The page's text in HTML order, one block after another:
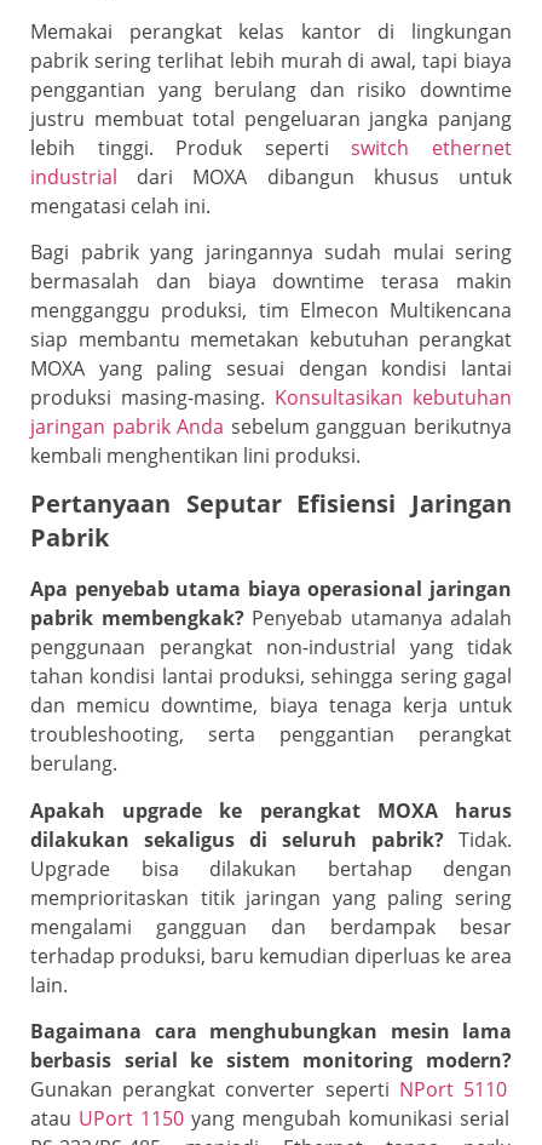
Memakai perangkat kelas kantor di lingkungan
pabrik sering terlihat lebih murah di awal, tapi biaya
penggantian yang berulang dan risiko downtime
justru membuat total pengeluaran jangka panjang
lebih tinggi. Produk seperti
switch ethernet
industrial dari MOXA dibangun khusus untuk
mengatasi celah ini.
Bagi pabrik yang jaringannya sudah mulai sering
bermasalah dan biaya downtime terasa makin
mengganggu produksi, tim Elmecon Multikencana
siap membantu memetakan kebutuhan perangkat
MOXA yang paling sesuai dengan kondisi lantai
produksi masing-masing. Konsultasikan kebutuhan
jaringan pabrik Anda sebelum gangguan berikutnya
kembali menghentikan lini produksi.
Pertanyaan Seputar Efisiensi Jaringan
Pabrik
Apa penyebab utama biaya operasional jaringan
pabrik membengkak?Penyebab utamanya adalah
penggunaan perangkat non-industrial yang tidak
tahan kondisi lantai produksi, sehingga sering gagal
dan memicu downtime, biaya tenaga kerja untuk
troubleshooting, serta penggantian perangkat
berulang.
Apakah upgrade ke perangkat MOXA harus
dilakukan sekaligus di seluruh pabrik? Tidak.
Upgrade bisa dilakukan bertahap dengan
memprioritaskan titik jaringan yang paling sering
mengalami gangguan dan berdampak besar
terhadap produksi, baru kemudian diperluas ke area
lain.
Bagaimana cara menghubungkan mesin lama
berbasis serial ke sistem monitoring modern?
Gunakan perangkat converter seperti NPort 5110
atau UPort 1150 yang mengubah komunikasi serial